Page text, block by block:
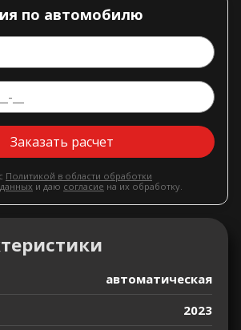
по автомобилю
Заказать расчет
Политикой в области обработки
и даю согласие на их обработку.
автоматическая
2023